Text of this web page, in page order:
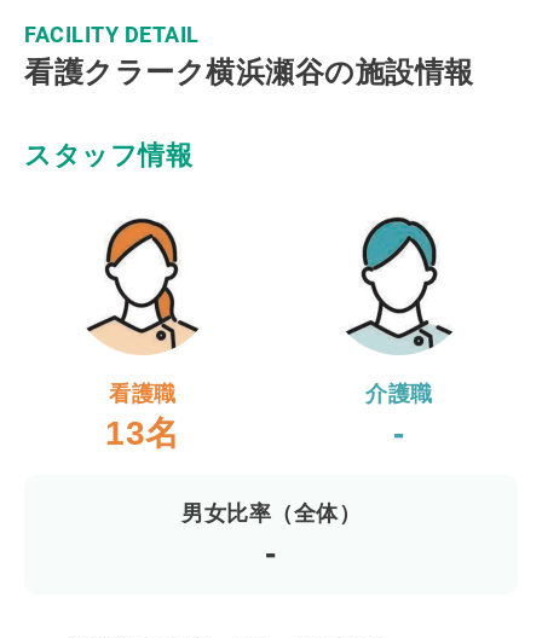
FACILITY DETAIL
看護クラーク横浜瀬谷の施設情報
スタッフ情報
看護職
13名
介護職
-
男女比率（全体）
-